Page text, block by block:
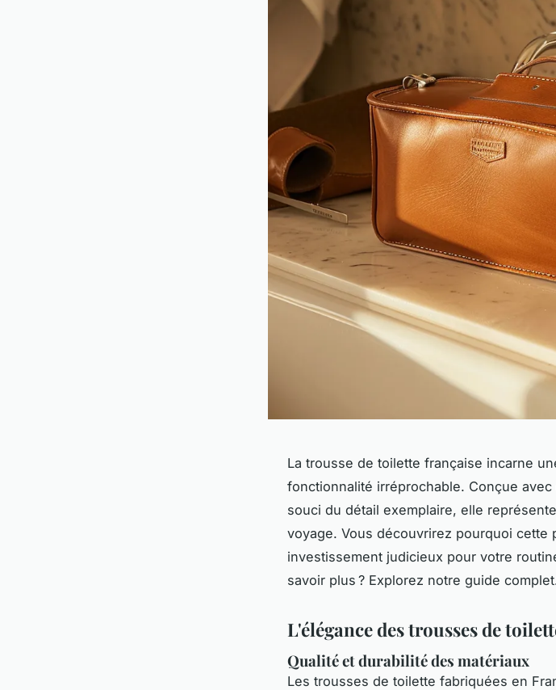
La trousse de toilette française incarne
fonctionnalité irréprochable. Conçue
souci du détail exemplaire, elle
voyage. Vous découvrirez pourquoi cette
investissement judicieux pour votre
savoir plus ? Explorez notre guide
L'élégance des trousses de
Qualité et durabilité des matériaux
Les trousses de toilette fabriquées en